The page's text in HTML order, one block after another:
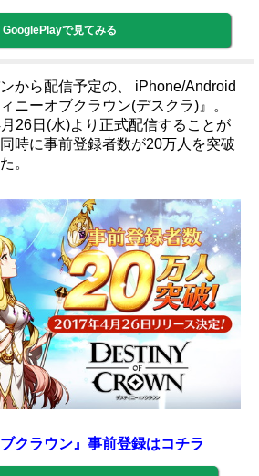
GooglePlayで見てみる
から配信予定の、 iPhone/Android
ニーオブクラウン(デスクラ)』。
26日(水)より正式配信することが
時に事前登録者数が20万人を突破
。
クラウン』事前登録はコチラ